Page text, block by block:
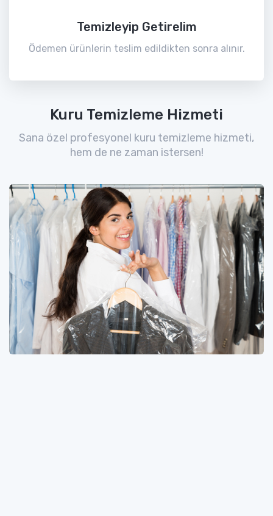
Temizleyip Getirelim
Ödemen ürünlerin teslim edildikten sonra alınır.
Kuru Temizleme Hizmeti
Sana özel profesyonel kuru temizleme hizmeti,
hem de ne zaman istersen!